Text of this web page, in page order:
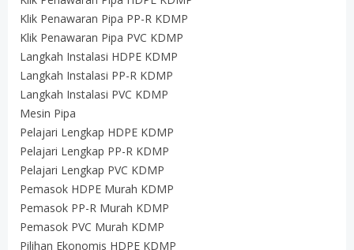
Klik Penawaran Pipa PP-R KDMP
Klik Penawaran Pipa PVC KDMP
Langkah Instalasi HDPE KDMP
Langkah Instalasi PP-R KDMP
Langkah Instalasi PVC KDMP
Mesin Pipa
Pelajari Lengkap HDPE KDMP
Pelajari Lengkap PP-R KDMP
Pelajari Lengkap PVC KDMP
Pemasok HDPE Murah KDMP
Pemasok PP-R Murah KDMP
Pemasok PVC Murah KDMP
Pilihan Ekonomis HDPE KDMP